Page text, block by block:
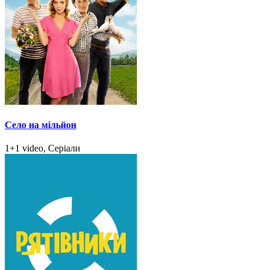
Село на мільйон
1+1 video, Серіали